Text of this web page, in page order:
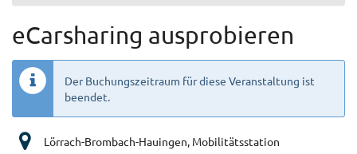
eCarsharing ausprobieren
Der Buchungszeitraum für diese Veranstaltung ist
beendet.
Lörrach-Brombach-Hauingen, Mobilitätsstation